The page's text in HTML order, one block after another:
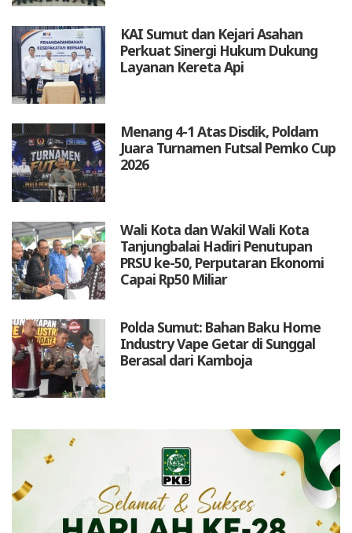
KAI Sumut dan Kejari Asahan
Perkuat Sinergi Hukum Dukung
Layanan Kereta Api
Menang 4-1 Atas Disdik, Poldam
Juara Turnamen Futsal Pemko Cup
2026
Wali Kota dan Wakil Wali Kota
Tanjungbalai Hadiri Penutupan
PRSU ke-50, Perputaran Ekonomi
Capai Rp50 Miliar
Polda Sumut: Bahan Baku Home
Industry Vape Getar di Sunggal
Berasal dari Kamboja